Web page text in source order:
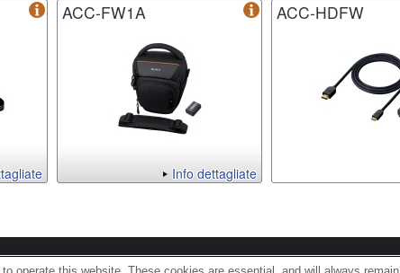
ACC-FW1A
Info dettagliate
ACC-HDFW